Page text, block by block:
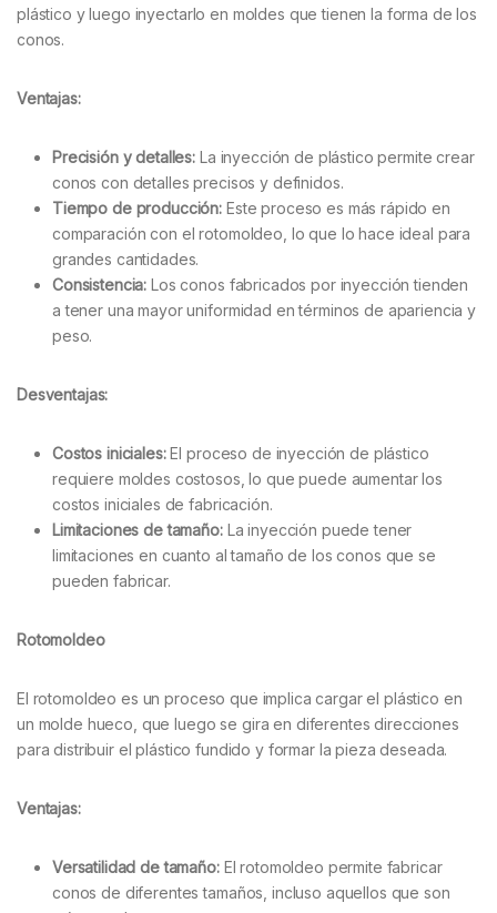
plástico y luego inyectarlo en moldes que tienen la forma de los
conos.
Ventajas:
Precisión y detalles: La inyección de plástico permite crear
conos con detalles precisos y definidos.
Tiempo de producción: Este proceso es más rápido en
comparación con el rotomoldeo, lo que lo hace ideal para
grandes cantidades.
Consistencia: Los conos fabricados por inyección tienden
a tener una mayor uniformidad en términos de apariencia y
peso.
Desventajas:
Costos iniciales:El proceso de inyección de plástico
requiere moldes costosos, lo que puede aumentar los
costos iniciales de fabricación.
Limitaciones de tamaño:La inyección puede tener
limitaciones en cuanto al tamaño de los conos que se
pueden fabricar.
Rotomoldeo
El rotomoldeo es un proceso que implica cargar el plástico en
un molde hueco, que luego se gira en diferentes direcciones
para distribuir el plástico fundido y formar la pieza deseada.
Ventajas:
Versatilidad de tamaño:El rotomoldeo permite fabricar
conos de diferentes tamaños, incluso aquellos que son